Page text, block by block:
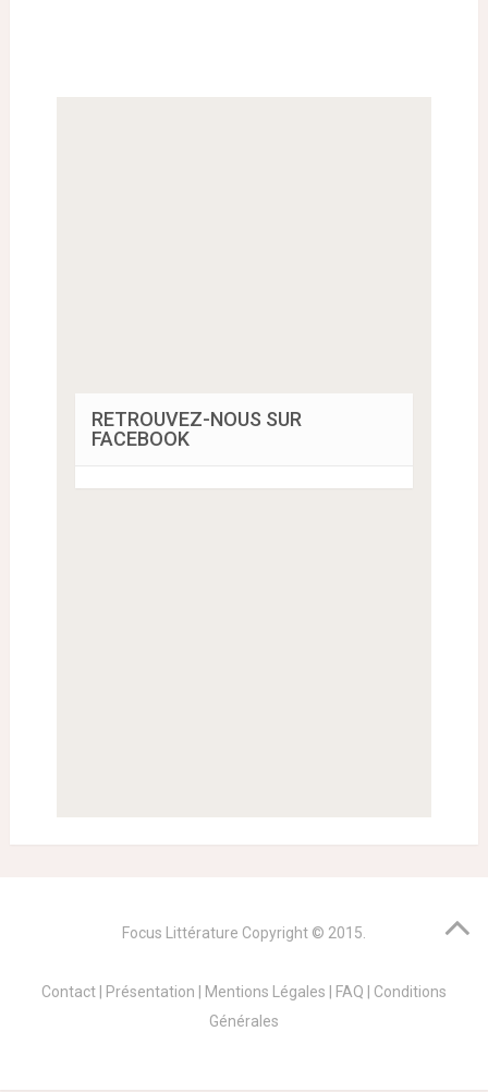
RETROUVEZ-NOUS SUR
FACEBOOK
Focus Littérature Copyright © 2015.
Contact Présentation Mentions Légales FAQ
Conditions
Générales